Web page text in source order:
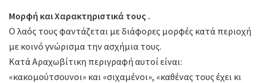
Μορφή και Χαρακτηριστικά τους .
Ο λαός τους φαντάζεται με διάφορες μορφές κατά περιοχή
με κοινό γνώρισμα την ασχήμια τους.
Κατά Αραχωβίτικη περιγραφή αυτοί είναι:
«κακομούτσουνοι» και «σιχαμένοι», «καθένας τους έχει κι